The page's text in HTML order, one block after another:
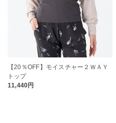
【20％OFF】モイスチャー２ＷＡＹ
トップ
11,440円